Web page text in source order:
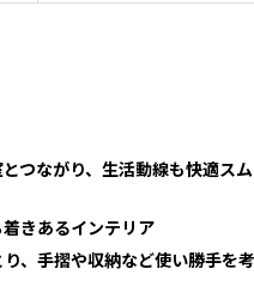
つながり、生活動線も快適ス
きあるインテリア
、手摺や収納など使い勝手を